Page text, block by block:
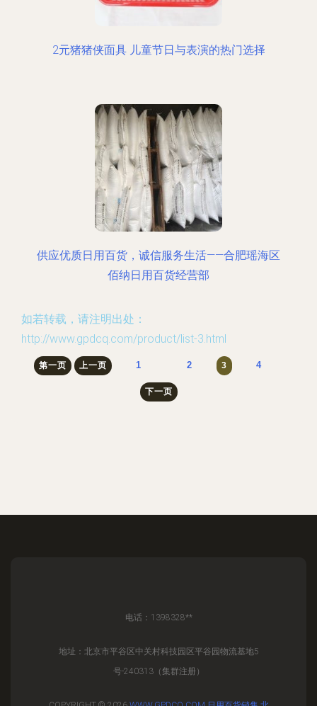
2元猪猪侠面具 儿童节日与表演的热门选择
供应优质日用百货，诚信服务生活——合肥瑶海区
佰纳日用百货经营部
如若转载，请注明出处：
http://www.gpdcq.com/product/list-3.html
第一页 上一页 1 2 3 4
下一页
电话：1398328**
地址：北京市平谷区中关村科技园区平谷园物流基地5
号-240313（集群注册）